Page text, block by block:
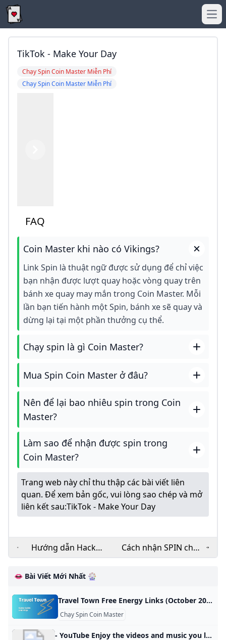
TikTok - Make Your Day
Chạy Spin Coin Master Miễn Phí
Chạy Spin Coin Master Miễn Phí
FAQ
Coin Master khi nào có Vikings?
Link Spin là thuật ngữ được sử dụng để chỉ việc
bạn nhận được lượt quay hoặc vòng quay trên
bánh xe quay may mắn trong Coin Master. Mỗi
lần bạn tiến hành một Spin, bánh xe sẽ quay và
dừng lại tại một phần thưởng cụ thể.
Chạy spin là gì Coin Master?
Mua Spin Coin Master ở đâu?
Nên để lại bao nhiêu spin trong Coin
Master?
Làm sao để nhận được spin trong
Coin Master?
Trang web này chỉ thu thập các bài viết liên
quan. Để xem bản gốc, vui lòng sao chép và mở
liên kết sau:TikTok - Make Your Day
Hướng dẫn Hack
Spin Coin Master
Miễn Phí dành cho
những người chơi
không có thời gian
nhưng vẫn muốn
quay nhiều
Cách nhận SPIN chạy
SPIN Coin Master
👄 Bài Viết Mới Nhất 🎡
Travel Town Free Energy Links (October 2024) Find Travel Town free energy links, step-by-step collection guide, and tips to earn more energy in-game. Stay energized and enhance your gameplay today. Travel Town / By Simple Game Guide / October 24, 2024 October 24, 2024: 15 Energy Gift2. 15 Energy Gift1. 25 Energy GiftOctober 23, 2024: 15 Energy Gift1. 25 Energy GiftOctober 22, 2024: 15 Energy Gift2. 25 Energy Gift1. 25 Energy GiftOctober 21, 2024: 15 Energy Gift2. 15 Energy Gift1.
Chạy Spin Coin Master
- YouTube Enjoy the videos and music you love, upload original content, and share it all with friends, family, and the world on YouTube.